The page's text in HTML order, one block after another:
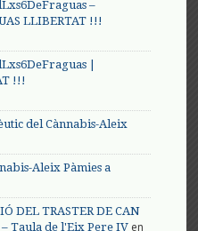
–
LLIBERTAT !!!
|
!!!
del Cànnabis-Aleix
Aleix Pàmies a
DEL TRASTER DE CAN
– Taula de l'Eix Pere IV en